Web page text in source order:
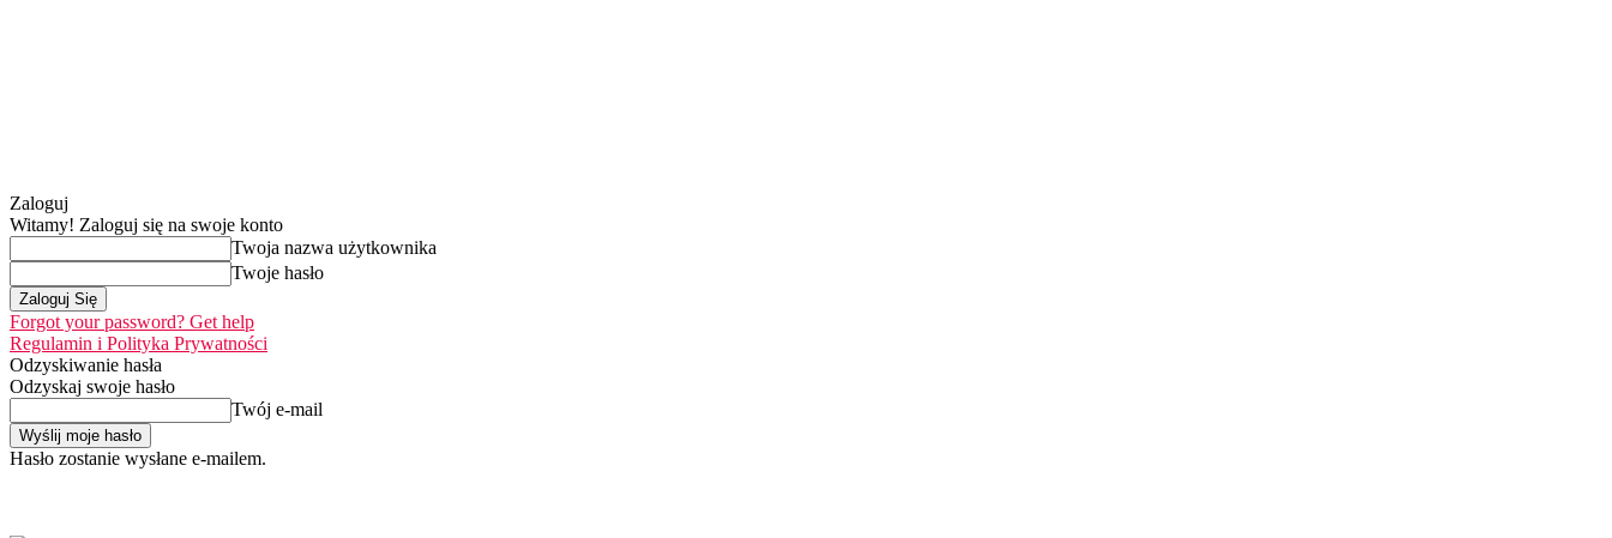
Zaloguj
Witamy! Zaloguj się na swoje konto
Twoja nazwa użytkownika
Twoje hasło
Forgot your password? Get help
Regulamin i Polityka Prywatności
Odzyskiwanie hasła
Odzyskaj swoje hasło
Twój e-mail
Hasło zostanie wysłane e-mailem.